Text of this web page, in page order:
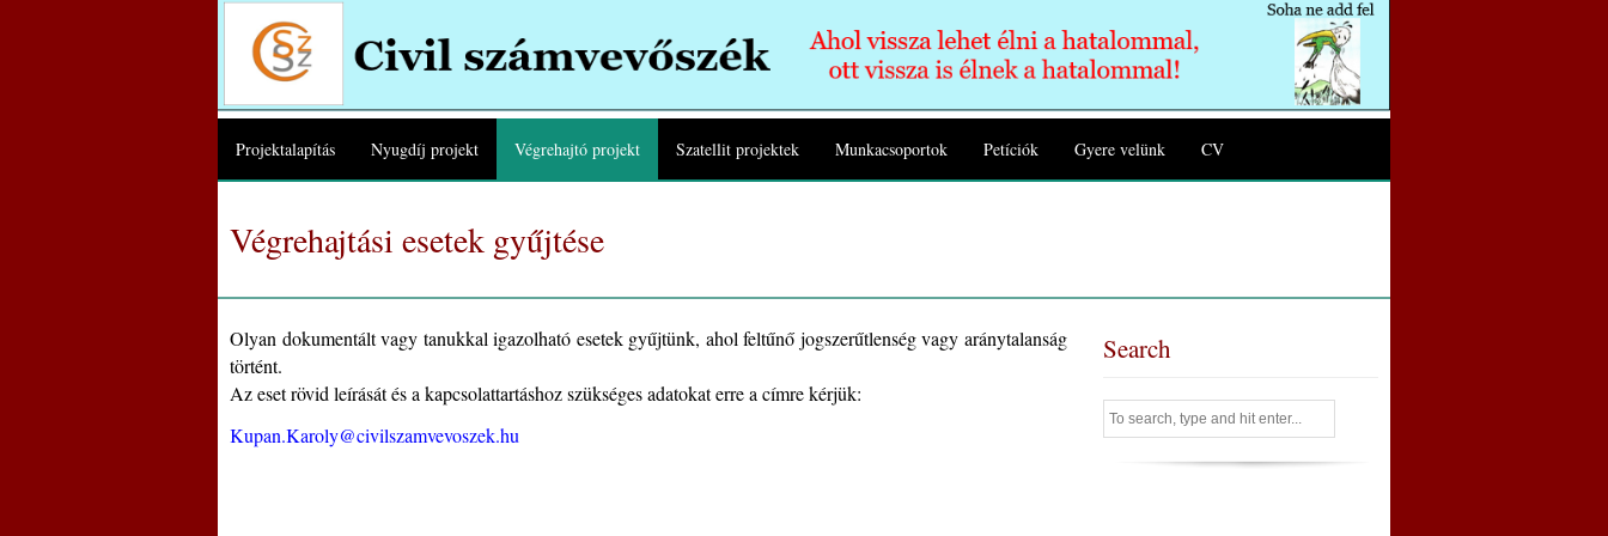
Projektalapítás Nyugdíj projekt Végrehajtó projekt Szatellit projektek Munkacsoportok Petíciók Gyere velünk CV
Végrehajtási esetek gyűjtése
Olyan dokumentált vagy tanukkal igazolható esetek gyűjtünk, ahol feltűnő jogszerűtlenség vagy aránytalanság
történt.
Az eset rövid leírását és a kapcsolattartáshoz szükséges adatokat erre a címre kérjük:
Kupan.Karoly@civilszamvevoszek.hu
Search